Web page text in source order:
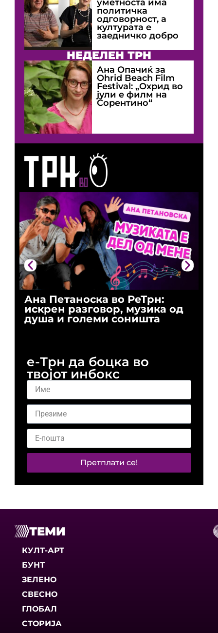
Ана Петаноска во РеТрн:
искрен разговор, музика од
душа и големи соништа
уметноста има
политичка
одговорност, а
културата е
заедничко добро
НЕДЕЛЕН ТРН
Ана Опачиќ за
Оhrid Beach Film
Festival: „Охрид во
јули е филм на
Сорентино“
е-Трн да боцка во
твојот инбокс
Претплати се!
ТЕМИ
КУЛТ-АРТ
БУНТ
ЗЕЛЕНО
СВЕСНО
ГЛОБАЛ
СТОРИЈА